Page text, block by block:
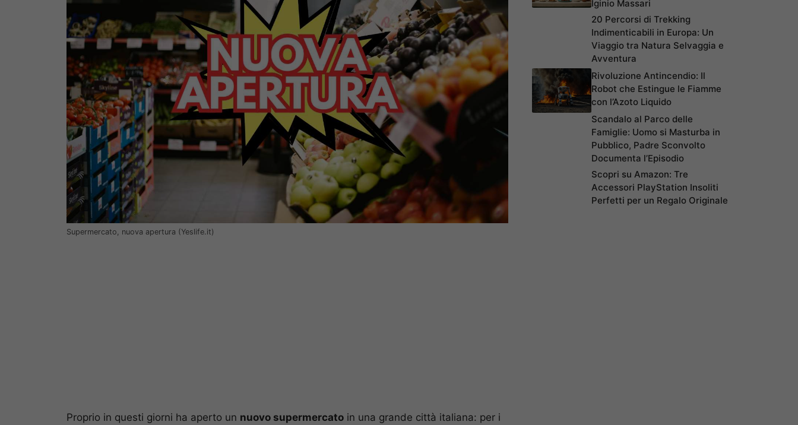
Supermercato, nuova apertura (Yeslife.it)
Proprio in questi giorni ha aperto un nuovo supermercato in una grande città italiana: per i
Iginio Massari
20 Percorsi di Trekking
Indimenticabili in Europa: Un
Viaggio tra Natura Selvaggia e
Avventura
Rivoluzione Antincendio: Il
Robot che Estingue le Fiamme
con l’Azoto Liquido
Scandalo al Parco delle
Famiglie: Uomo si Masturba in
Pubblico, Padre Sconvolto
Documenta l’Episodio
Scopri su Amazon: Tre
Accessori PlayStation Insoliti
Perfetti per un Regalo Originale